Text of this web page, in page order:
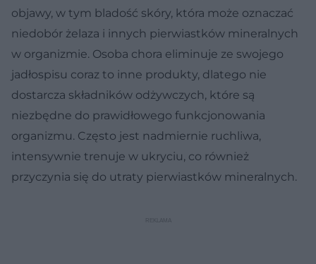
objawy, w tym bladość skóry, która może oznaczać
niedobór żelaza i innych pierwiastków mineralnych
w organizmie. Osoba chora eliminuje ze swojego
jadłospisu coraz to inne produkty, dlatego nie
dostarcza składników odżywczych, które są
niezbędne do prawidłowego funkcjonowania
organizmu. Często jest nadmiernie ruchliwa,
intensywnie trenuje w ukryciu, co również
przyczynia się do utraty pierwiastków mineralnych.